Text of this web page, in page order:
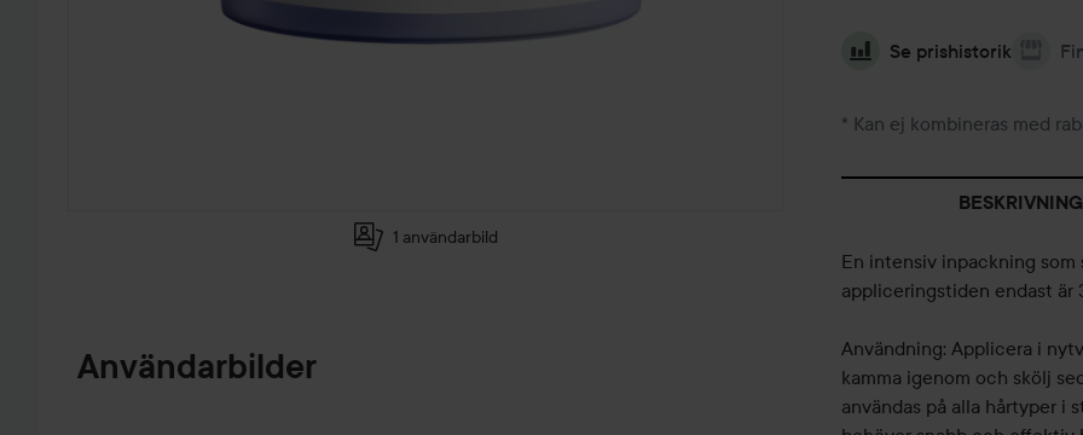
1 användarbild
Användarbilder
Se prishistorik
* Kan ej kombineras med
BESKRIVNING
En intensiv inpackning
appliceringstiden endast är
Användning: Applicera i
kamma igenom och skölj
användas på alla hårtyper i